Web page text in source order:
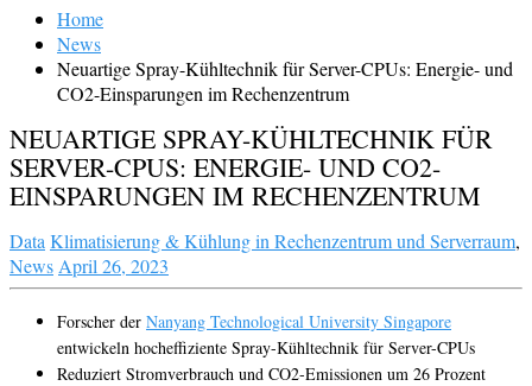
Home
News
Neuartige Spray-Kühltechnik für Server-CPUs: Energie- und
CO2-Einsparungen im Rechenzentrum
NEUARTIGE SPRAY-KÜHLTECHNIK FÜR
SERVER-CPUS: ENERGIE- UND CO2-
EINSPARUNGEN IM RECHENZENTRUM
Data Klimatisierung & Kühlung in Rechenzentrum und Serverraum,
News April 26, 2023
Forscher der Nanyang Technological University Singapore
entwickeln hocheffiziente Spray-Kühltechnik für Server-CPUs
Reduziert Stromverbrauch und CO2-Emissionen um 26 Prozent